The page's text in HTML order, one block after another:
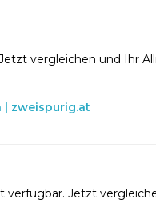
vergleichen und Ihr
| zweispurig.at
verfügbar. Jetzt